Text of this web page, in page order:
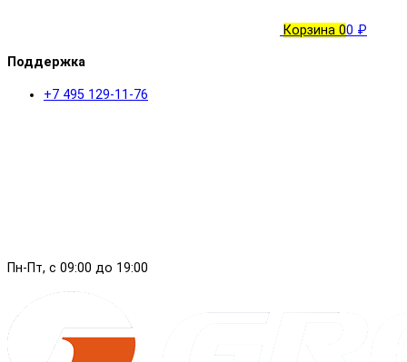
Корзина 00 ₽
Поддержка
+7 495 129-11-76
Пн-Пт, с 09:00 до 19:00